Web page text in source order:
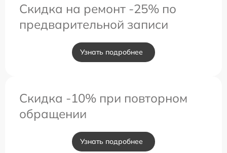
Скидка на ремонт -25% по
предварительной записи
Узнать подробнее
Скидка -10% при повторном
обращении
Узнать подробнее